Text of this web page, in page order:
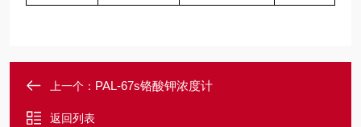
上一个： PAL-67s铬酸钾浓度计
返回列表